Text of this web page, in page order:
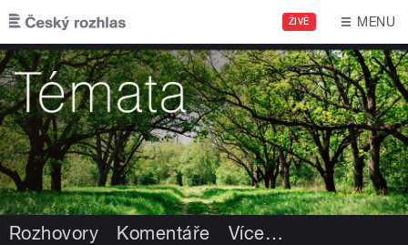
Přejít k hlavnímu obsahu
ŽIVĚ MENU
Rozhovory Komentáře Více…